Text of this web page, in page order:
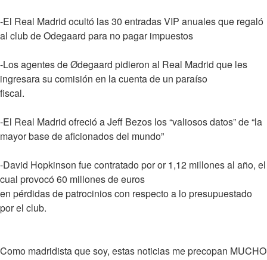
-El Real Madrid ocultó las 30 entradas VIP anuales que regaló
al club de Odegaard para no pagar impuestos
-Los agentes de Ødegaard pidieron al Real Madrid que les
ingresara su comisión en la cuenta de un paraíso
fiscal.
-El Real Madrid ofreció a Jeff Bezos los “valiosos datos” de “la
mayor base de aficionados del mundo”
-David Hopkinson fue contratado por or 1,12 millones al año, el
cual provocó 60 millones de euros
en pérdidas de patrocinios con respecto a lo presupuestado
por el club.
Como madridista que soy, estas noticias me precopan MUCHO